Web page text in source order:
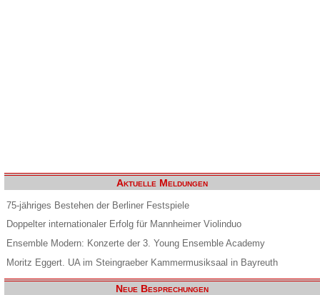
Aktuelle Meldungen
75-jähriges Bestehen der Berliner Festspiele
Doppelter internationaler Erfolg für Mannheimer Violinduo
Ensemble Modern: Konzerte der 3. Young Ensemble Academy
Moritz Eggert. UA im Steingraeber Kammermusiksaal in Bayreuth
Neue Besprechungen